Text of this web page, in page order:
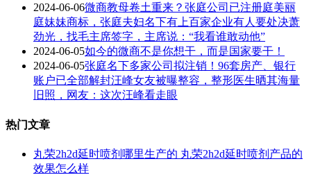
2024-06-06微商教母卷土重来？张庭公司已注册庭美丽
庭妹妹商标，张庭夫妇名下有上百家企业有人要处决萧
劲光，找毛主席签字，主席说：“我看谁敢动他”
2024-06-05如今的微商不是你想干，而是国家要干！
2024-06-05张庭名下多家公司拟注销！96套房产、银行
账户已全部解封汪峰女友被曝整容，整形医生晒其海量
旧照，网友：这次汪峰看走眼
热门文章
丸荣2h2d延时喷剂哪里生产的 丸荣2h2d延时喷剂产品的
效果怎么样